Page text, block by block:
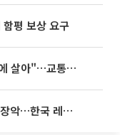
평 보상 요구
'굿 윌 헌팅' 배우 "기아 EV2 덕분에 살아"…교통사고 후 안전성 극찬
바이낸스, ETF 무기한 선물 74% 장악…한국 레버리지 ETF 거래 급증 [e가상자산]